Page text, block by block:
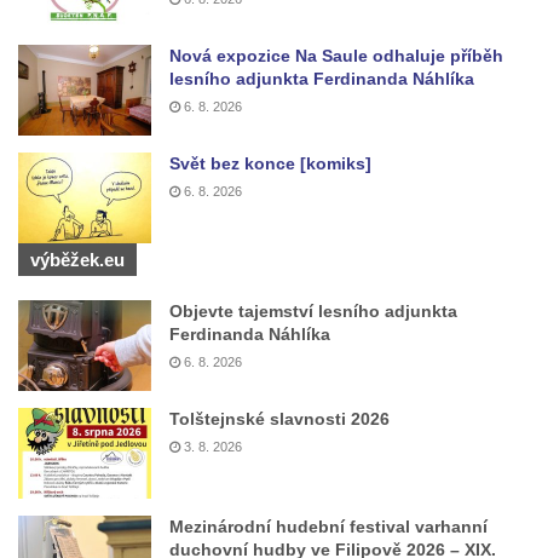
Kaple mezi Dolním Třebonínem a Horním
Kaple v severní části Dolního Třebonína
Márnice na hřbitově v Rybniště
Kaple u kostela svatého Jiljí v Lužci nad
Vltavou
Kostel svatého Jiljí v Lužci nad Vltavou
Kaple Božího těla na hřbitově v Hostíně u
Kostel Nanebevzetí Panny Marie v Hostíně
u Vojkovic
Hřbitovní kaple na hřbitově v Lužci nad
Vltavou
Márnice na hřbitově v Lužci nad Vltavou
Márnice na hřbitově v Hrobčicích
Nová expozice Na Saule odhaluje příběh
lesního adjunkta Ferdinanda Náhlíka
6. 8. 2026
Svět bez konce [komiks]
6. 8. 2026
výběžek.eu
Objevte tajemství lesního adjunkta
Ferdinanda Náhlíka
6. 8. 2026
Tolštejnské slavnosti 2026
3. 8. 2026
Mezinárodní hudební festival varhanní
duchovní hudby ve Filipově 2026 – XIX.